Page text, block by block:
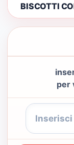
BISCOTTI
per